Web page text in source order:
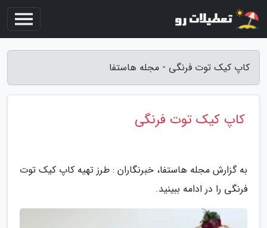
کاپ کیک توت فرنگی - مجله هاستفا
کاپ کیک توت فرنگی
به گزارش مجله هاستفا، خبرنگاران : طرز تهیه کاپ کیک توت
فرنگی را در ادامه ببینید.